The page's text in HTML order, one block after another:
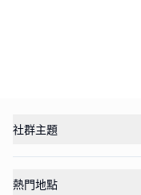
社群主題
熱門地點